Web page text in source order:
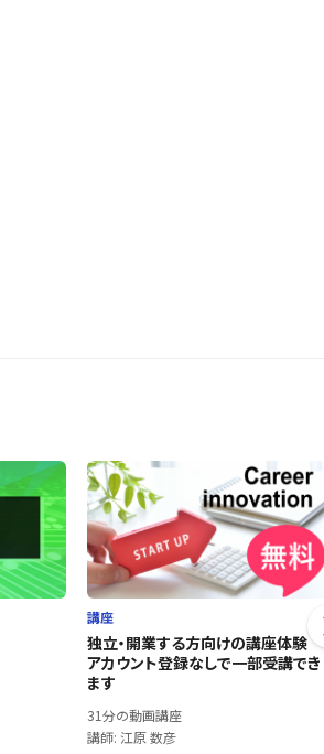
講座
独立・開業する方向けの講座体験
アカウント登録なしで一部受講でき
ます
31分の動画講座
講師: 江原 数彦